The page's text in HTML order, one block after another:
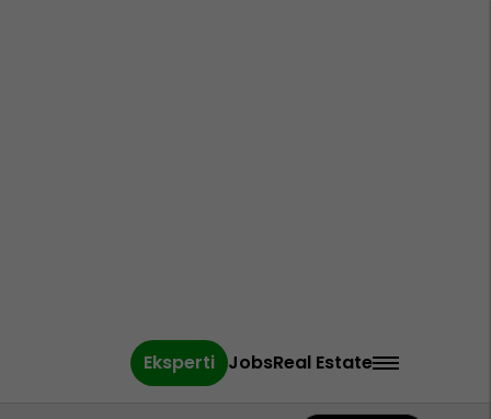
Eksperti JobsReal Estate